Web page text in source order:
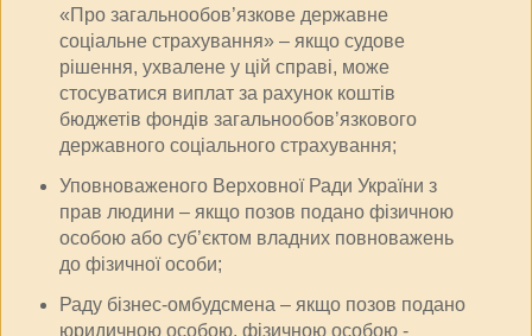
«Про загальнообов’язкове державне
соціальне страхування» – якщо судове
рішення, ухвалене у цій справі, може
стосуватися виплат за рахунок коштів
бюджетів фондів загальнообов’язкового
державного соціального страхування;
Уповноваженого Верховної Ради України з
прав людини – якщо позов подано фізичною
особою або суб’єктом владних повноважень
до фізичної особи;
Раду бізнес-омбудсмена – якщо позов подано
юридичною особою, фізичною особою -